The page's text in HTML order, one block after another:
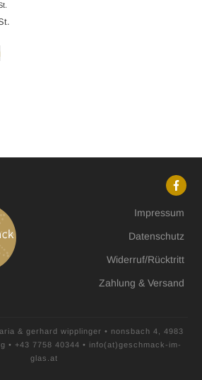
Impressum
Datenschutz
Widerruf/Rücktritt
Zahlung & Versand
& gerhard wipplinger • nonsbach 4, 4983
• +43 7758 40344 • info(at)geschmack-im-
glas.at